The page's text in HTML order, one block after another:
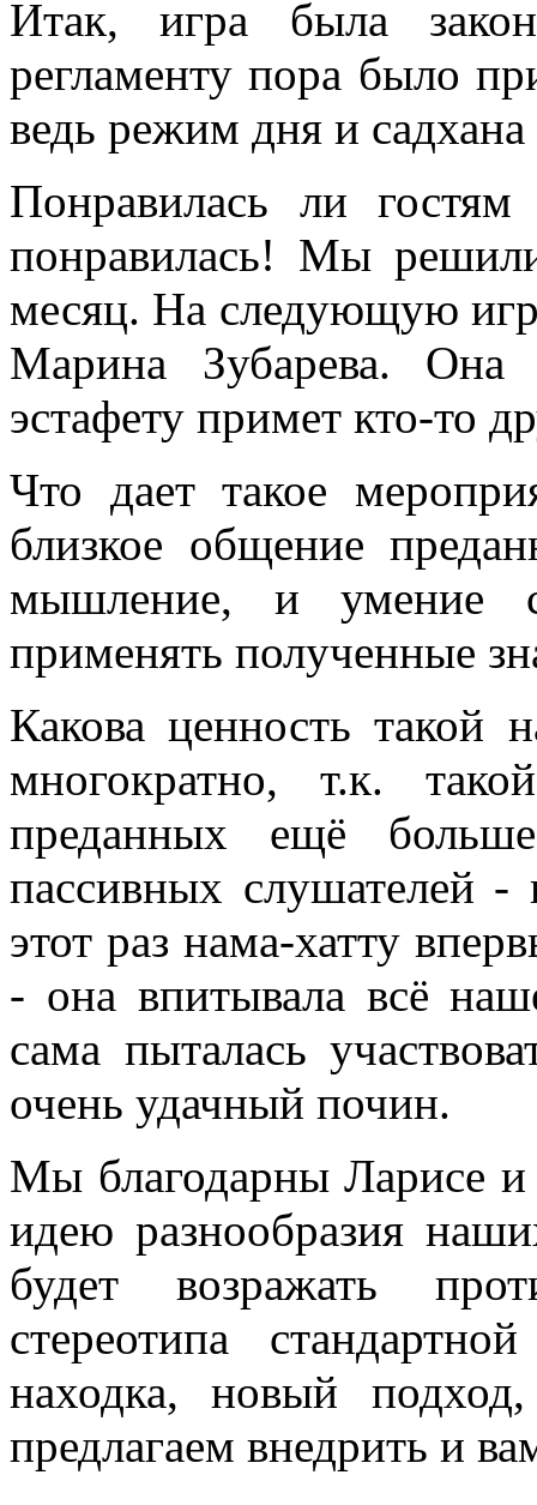
Итак, игра была
регламенту пора было
ведь режим дня и
Понравилась ли
понравилась! Мы
месяц. На следующую
Марина Зубарева.
эстафету примет кто-то
Что дает такое
близкое общение
мышление, и умение
применять полученные
Какова ценность такой
многократно, т.к.
преданных ещё
пассивных слушателей -
этот раз нама-хатту
- она впитывала всё
сама пыталась
очень удачный почин.
Мы благодарны Ларисе и
идею разнообразия
будет возражать
стереотипа
находка, новый
предлагаем внедрить и